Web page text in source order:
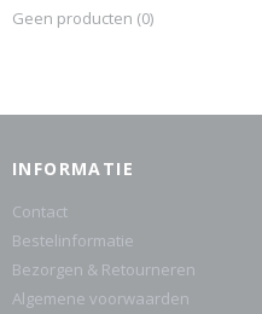
Geen producten (0)
INFORMATIE
Contact
Bestelinformatie
Bezorgen & Retourneren
Algemene voorwaarden